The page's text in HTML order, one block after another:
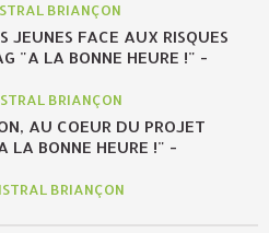
BRIANÇON
JEUNES FACE AUX RISQUES
"A LA BONNE HEURE !" -
BRIANÇON
AU COEUR DU PROJET
LA BONNE HEURE !" -
BRIANÇON